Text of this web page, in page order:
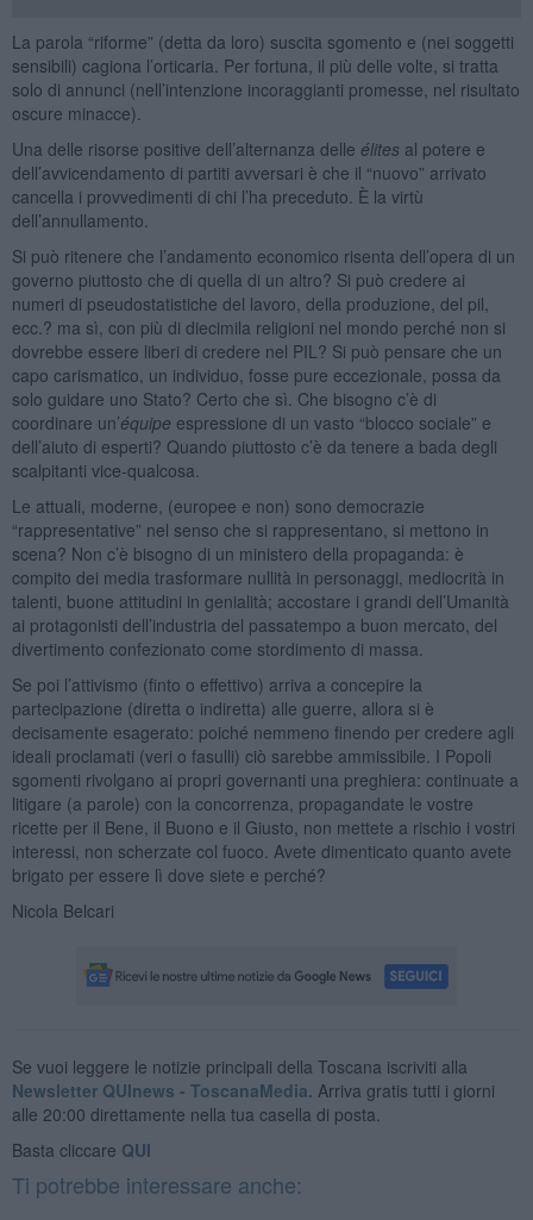
La parola “riforme” (detta da loro) suscita sgomento e (nei soggetti
sensibili) cagiona l’orticaria. Per fortuna, il più delle volte, si tratta
solo di annunci (nell’intenzione incoraggianti promesse, nel risultato
oscure minacce).
Una delle risorse positive dell’alternanza delle élitesal potere e
dell’avvicendamento di partiti avversari è che il “nuovo” arrivato
cancella i provvedimenti di chi l’ha preceduto. È la virtù
dell’annullamento.
Si può ritenere che l’andamento economico risenta dell’opera di un
governo piuttosto che di quella di un altro? Si può credere ai
numeri di pseudostatistiche del lavoro, della produzione, del pil,
ecc.? ma sì, con più di diecimila religioni nel mondo perché non si
dovrebbe essere liberi di credere nel PIL? Si può pensare che un
capo carismatico, un individuo, fosse pure eccezionale, possa da
solo guidare uno Stato? Certo che sì. Che bisogno c’è di
coordinare un’équipe espressione di un vasto “blocco sociale” e
dell’aiuto di esperti? Quando piuttosto c’è da tenere a bada degli
scalpitanti vice-qualcosa.
Le attuali, moderne, (europee e non) sono democrazie
“rappresentative” nel senso che si rappresentano, si mettono in
scena? Non c’è bisogno di un ministero della propaganda: è
compito dei media trasformare nullità in personaggi, mediocrità in
talenti, buone attitudini in genialità; accostare i grandi dell’Umanità
ai protagonisti dell’industria del passatempo a buon mercato, del
divertimento confezionato come stordimento di massa.
Se poi l’attivismo (finto o effettivo) arriva a concepire la
partecipazione (diretta o indiretta) alle guerre, allora si è
decisamente esagerato: poiché nemmeno finendo per credere agli
ideali proclamati (veri o fasulli) ciò sarebbe ammissibile. I Popoli
sgomenti rivolgano ai propri governanti una preghiera: continuate a
litigare (a parole) con la concorrenza, propagandate le vostre
ricette per il Bene, il Buono e il Giusto, non mettete a rischio i vostri
interessi, non scherzate col fuoco. Avete dimenticato quanto avete
brigato per essere lì dove siete e perché?
Nicola Belcari
Se vuoi leggere le notizie principali della Toscana iscriviti alla
Newsletter QUInews - ToscanaMedia. Arriva gratis tutti i giorni
alle 20:00 direttamente nella tua casella di posta.
Basta cliccare QUI
Ti potrebbe interessare anche: